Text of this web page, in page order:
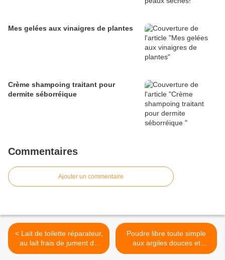
Mes gelées aux vinaigres de plantes
Crème shampoing traitant pour
dermite séborréique
Commentaires
Ajouter un commentaire
< Lait de toilette réparateur,
au lait frais de jument de
belle provenance
Poudre libre toute simple
aux argiles douces et
amidon de riz, et sans